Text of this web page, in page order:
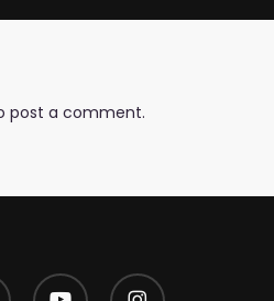
post a comment.
youtube instagram